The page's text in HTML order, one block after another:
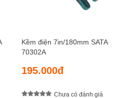
Kềm điện 7in/180mm SATA
70302A
195.000đ
Chưa có đánh giá